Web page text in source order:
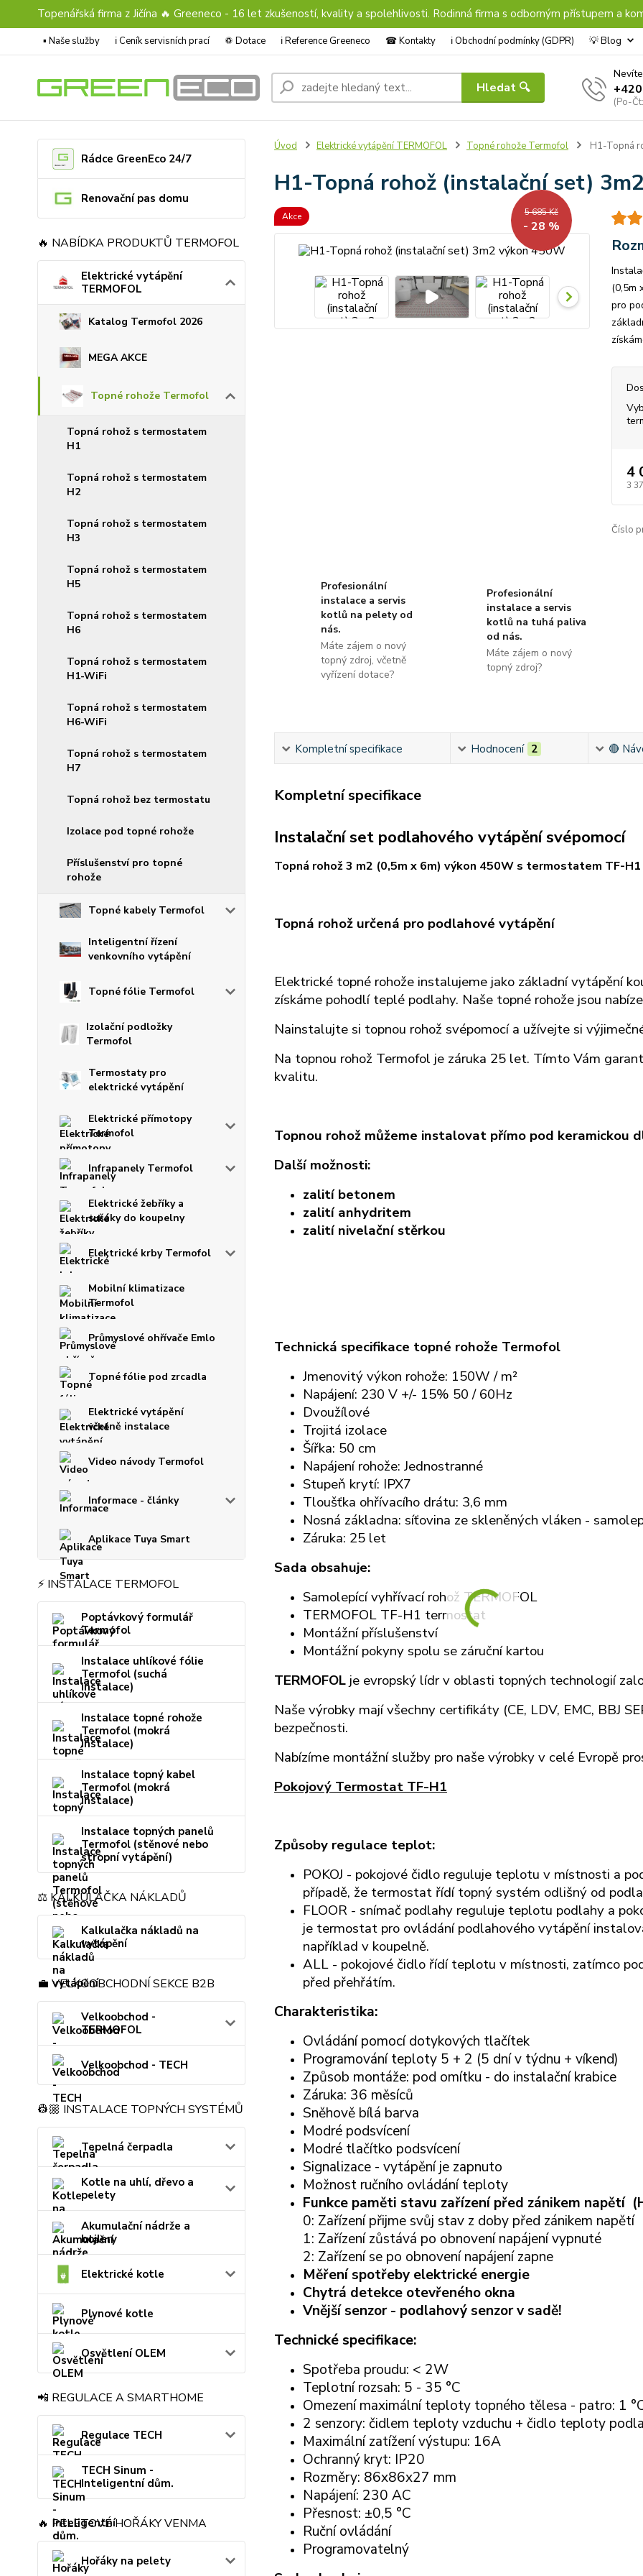
Topenářská firma z Jičína 🔥 Greeneco - 16 let zkušeností, kvality a spolehlivosti. Rodinná firma s odborným přístupem a
▪️ Naše služby ℹ︎ Ceník servisních prací ♽ Dotace ℹ︎ Reference Greeneco ☎︎ Kontakty ℹ︎ Obchodní podmínky (GDPR) 💡 Blog
Hledat 🔍
(Po-
Rádce GreenEco 24/7
Renovační pas domu
🔥 NABÍDKA PRODUKTŮ TERMOFOL
Elektrické vytápění
TERMOFOL
Katalog Termofol 2026
MEGA AKCE
Topné rohože Termofol
Topná rohož s termostatem
H1
Topná rohož s termostatem
H2
Topná rohož s termostatem
H3
Topná rohož s termostatem
H5
Topná rohož s termostatem
H6
Topná rohož s termostatem
H1-WiFi
Topná rohož s termostatem
H6-WiFi
Topná rohož s termostatem
H7
Topná rohož bez termostatu
Izolace pod topné rohože
Příslušenství pro topné
rohože
Topné kabely Termofol
Inteligentní řízení
venkovního vytápění
Topné fólie Termofol
Izolační podložky
Termofol
Termostaty pro
elektrické vytápění
Elektrické přímotopy
Termofol
Infrapanely Termofol
Elektrické žebříky a
sušáky do koupelny
Elektrické krby Termofol
Mobilní klimatizace
Termofol
Průmyslové ohřívače Emlo
Topné fólie pod zrcadla
Elektrické vytápění
včetně instalace
Video návody Termofol
Informace - články
Aplikace Tuya Smart
⚡ INSTALACE TERMOFOL
Poptávkový formulář
Termofol
Instalace uhlíkové fólie
Termofol (suchá
instalace)
Instalace topné rohože
Termofol (mokrá
instalace)
Instalace topný kabel
Termofol (mokrá
instalace)
Instalace topných panelů
Termofol (stěnové nebo
stropní vytápění)
⚖️ KALKULAČKA NÁKLADŮ
Kalkulačka nákladů na
vytápění
💼 VELKOOBCHODNÍ SEKCE B2B
Velkoobchod -
TERMOFOL
Velkoobchod - TECH
👷🏼 INSTALACE TOPNÝCH SYSTÉMŮ
Tepelná čerpadla
Kotle na uhlí, dřevo a
pelety
Akumulační nádrže a
bojlery
Elektrické kotle
Plynové kotle
Osvětlení OLEM
📲 REGULACE A SMARTHOME
Regulace TECH
TECH Sinum -
Inteligentní dům.
🔥 PELETOVÉ HOŘÁKY VENMA
Hořáky na pelety
Úvod Elektrické vytápění TERMOFOL Topné rohože Termofol H1-Topná
H1-Topná rohož (instalační set)
Akce 5 685 Kč
- 28 %
(0,5m
pro
4
3
Číslo
Profesionální
instalace a servis
kotlů na pelety od
nás.
Máte zájem o nový
topný zdroj, včetně
vyřízení dotace?
Profesionální
instalace a servis
kotlů na tuhá paliva
od nás.
Máte zájem o nový
topný zdroj?
Kompletní specifikace Hodnocení 2 🔴
Kompletní specifikace
Instalační set podlahového vytápění svépomocí
Topná rohož 3 m2 (0,5m x 6m) výkon 450W s termostatem TF-H1
Topná rohož určená pro podlahové vytápění
Elektrické topné rohože instalujeme jako základní vytápění
získáme pohodlí teplé podlahy. Naše topné rohože jsou
Nainstalujte si topnou rohož svépomocí a užívejte si
Na topnou rohož Termofol je záruka 25 let. Tímto Vám
kvalitu.
Topnou rohož můžeme instalovat přímo pod keramickou
Další možnosti:
zalití betonem
zalití anhydritem
zalití nivelační stěrkou
Technická specifikace topné rohože Termofol
Jmenovitý výkon rohože: 150W / m²
Napájení: 230 V +/- 15% 50 / 60Hz
Dvoužílové
Trojitá izolace
Šířka: 50 cm
Napájení rohože: Jednostranné
Stupeň krytí: IPX7
Tloušťka ohřívacího drátu: 3,6 mm
Nosná základna: síťovina ze skleněných vláken -
Záruka: 25 let
Sada obsahuje:
Samolepící vyhřívací rohož TERMOFOL
TERMOFOL TF-H1 termostat
Montážní příslušenství
Montážní pokyny spolu se záruční kartou
TERMOFOLje evropský lídr v oblasti topných technologií
Naše výrobky mají všechny certifikáty (CE, LDV, EMC, BBJ
bezpečnosti.
Nabízíme montážní služby pro naše výrobky v celé Evropě
Pokojový Termostat TF-H1
Způsoby regulace teplot:
POKOJ - pokojové čidlo reguluje teplotu v místnosti a
případě, že termostat řídí topný systém odlišný od
FLOOR - snímač podlahy reguluje teplotu podlahy a
je termostat pro ovládání podlahového vytápění
například v koupelně.
ALL - pokojové čidlo řídí teplotu v místnosti, zatímco
před přehřátím.
Charakteristika:
Ovládání pomocí dotykových tlačítek
Programování teploty 5 + 2 (5 dní v týdnu + víkend)
Způsob montáže: pod omítku - do instalační krabice
Záruka: 36 měsíců
Sněhově bílá barva
Modré podsvícení
Modré tlačítko podsvícení
Signalizace - vytápění je zapnuto
Možnost ručního ovládání teploty
Funkce paměti stavu zařízení před zánikem napětí
0: Zařízení přijme svůj stav z doby před zánikem napětí
1: Zařízení zůstává po obnovení napájení vypnuté
2: Zařízení se po obnovení napájení zapne
Měření spotřeby elektrické energie
Chytrá detekce otevřeného okna
Vnější senzor - podlahový senzor v sadě!
Technické specifikace:
Spotřeba proudu: < 2W
Teplotní rozsah: 5 - 35 °C
Omezení maximální teploty topného tělesa - patro: 1
2 senzory: čidlem teploty vzduchu + čidlo teploty
Maximální zatížení výstupu: 16A
Ochranný kryt: IP20
Rozměry: 86x86x27 mm
Napájení: 230 AC
Přesnost: ±0,5 °C
Ruční ovládání
Programovatelný